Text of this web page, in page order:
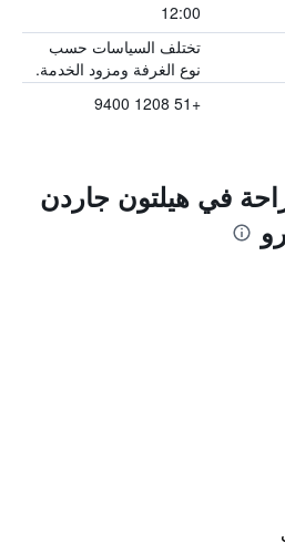
12:00
تختلف السياسات حسب
نوع الغرفة ومزود الخدمة.
+51 1208 9400
في هيلتون جاردن